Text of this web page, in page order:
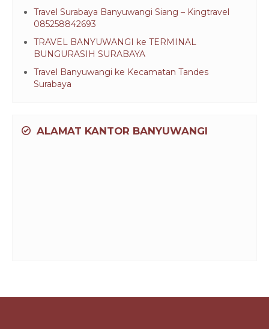
Travel Surabaya Banyuwangi Siang – Kingtravel
085258842693
TRAVEL BANYUWANGI ke TERMINAL
BUNGURASIH SURABAYA
Travel Banyuwangi ke Kecamatan Tandes
Surabaya
ALAMAT KANTOR BANYUWANGI